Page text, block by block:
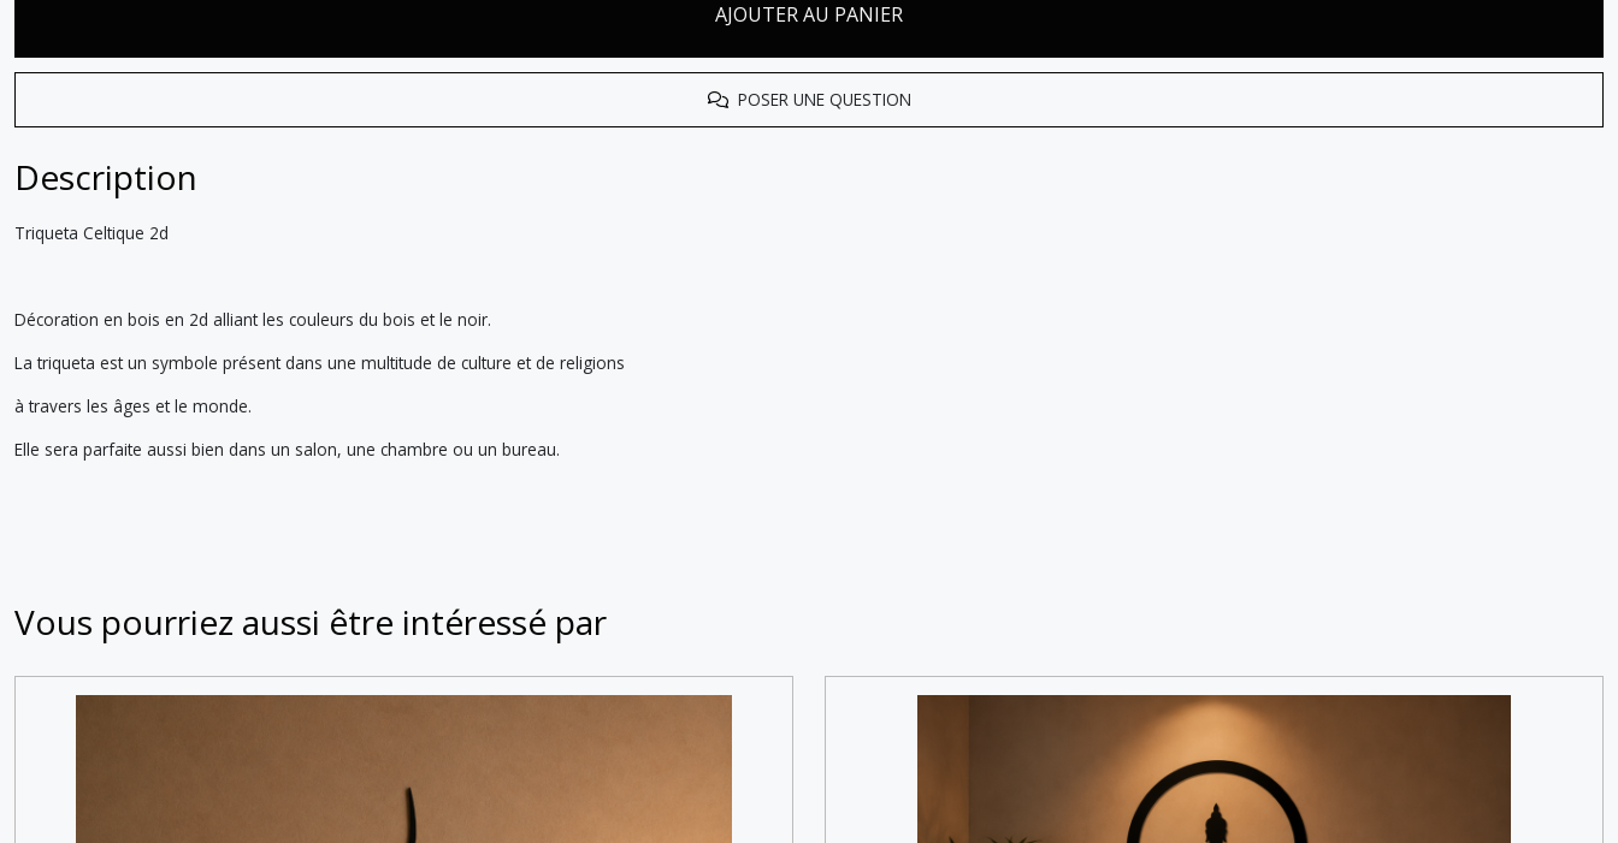
AJOUTER AU PANIER
POSER UNE QUESTION
Description
Triqueta Celtique 2d
Décoration en bois en 2d alliant les couleurs du bois et le noir.
La triqueta est un symbole présent dans une multitude de culture et de religions
à travers les âges et le monde.
Elle sera parfaite aussi bien dans un salon, une chambre ou un bureau.
Vous pourriez aussi être intéressé par